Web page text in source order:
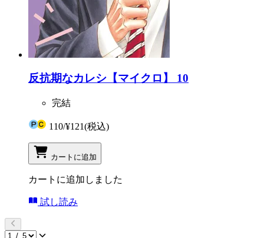
反抗期なカレシ【マイクロ】 10
完結
110/¥121(税込)
カートに追加
カートに追加しました
試し読み